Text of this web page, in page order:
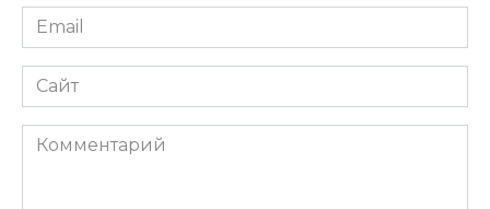
Email
*
Сайт
Комментарий